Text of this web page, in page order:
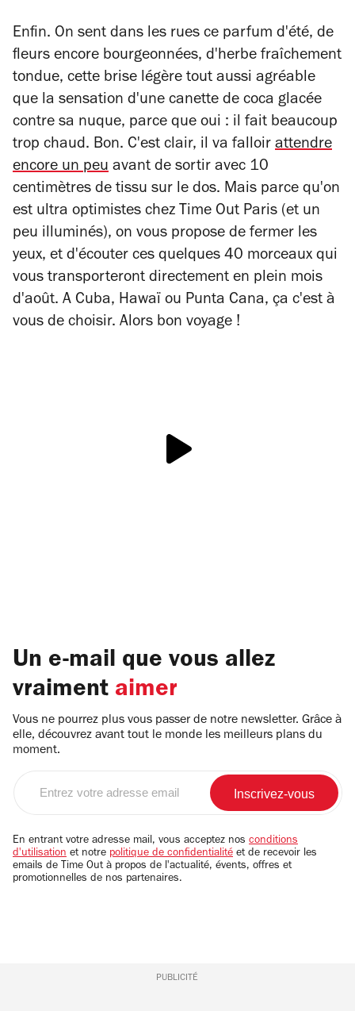
Enfin. On sent dans les rues ce parfum d'été, de
fleurs encore bourgeonnées, d'herbe fraîchement
tondue, cette brise légère tout aussi agréable
que la sensation d'une canette de coca glacée
contre sa nuque, parce que oui : il fait beaucoup
trop chaud. Bon. C'est clair, il va falloir attendre
encore un peu avant de sortir avec 10
centimètres de tissu sur le dos. Mais parce qu'on
est ultra optimistes chez Time Out Paris (et un
peu illuminés), on vous propose de fermer les
yeux, et d'écouter ces quelques 40 morceaux qui
vous transporteront directement en plein mois
d'août. A Cuba, Hawaï ou Punta Cana, ça c'est à
vous de choisir. Alors bon voyage !
Un e-mail que vous allez
vraiment aimer
Vous ne pourrez plus vous passer de notre newsletter. Grâce à
elle, découvrez avant tout le monde les meilleurs plans du
moment.
email
En entrant votre adresse mail, vous acceptez nos conditions
d'utilisation et notre politique de confidentialité et de recevoir les
emails de Time Out à propos de l'actualité, évents, offres et
promotionnelles de nos partenaires.
PUBLICITÉ